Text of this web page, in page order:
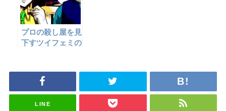
プロの殺し屋を見
下すツイフェミの
LINE